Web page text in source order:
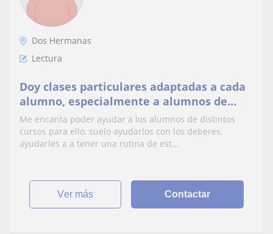
Dos Hermanas
Lectura
Doy clases particulares adaptadas a cada
alumno, especialmente a alumnos de
primaria.
Me encanta poder ayudar a los alumnos de distintos
cursos para ello, suelo ayudarlos con los deberes,
ayudarles a a tener una rutina de est...
ver más Contactar